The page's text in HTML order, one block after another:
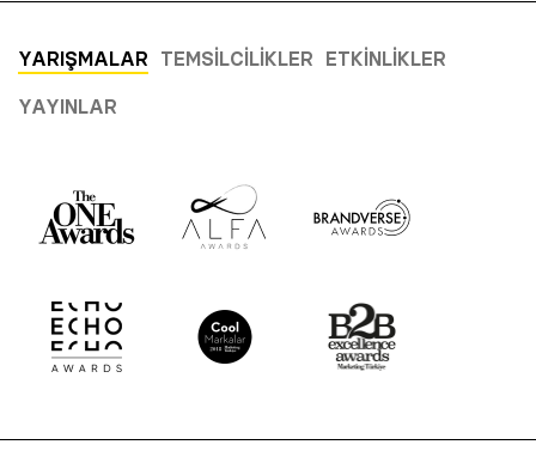
YARIŞMALAR TEMSILCILIKLER ETKINLIKLER
YAYINLAR